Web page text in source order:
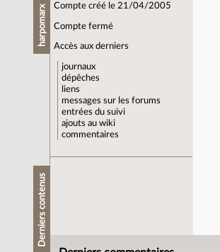
harpomarx Compte créé le 21/04/2005
Compte fermé
Accès aux derniers
journaux
dépêches
liens
messages sur les forums
entrées du suivi
ajouts au wiki
commentaires
Derniers contenus